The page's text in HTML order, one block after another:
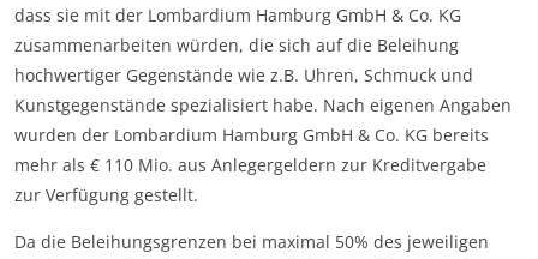
dass sie mit der Lombardium Hamburg GmbH & Co. KG
zusammenarbeiten würden, die sich auf die Beleihung
hochwertiger Gegenstände wie z.B. Uhren, Schmuck und
Kunstgegenstände spezialisiert habe. Nach eigenen Angaben
wurden der Lombardium Hamburg GmbH & Co. KG bereits
mehr als € 110 Mio. aus Anlegergeldern zur Kreditvergabe
zur Verfügung gestellt.
Da die Beleihungsgrenzen bei maximal 50% des jeweiligen